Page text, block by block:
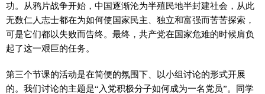
功。从鸦片战争开始，中国逐渐沦为半殖民地半封建社会，从此
无数仁人志士都在为如何使国家民主、独立和富强而苦苦探索，
可是它们都以失败而告终。最终，共产党在国家危难的时候肩负
起了这一艰巨的任务。
第三个节课的活动是在简便的氛围下、以小组讨论的形式开展
的。我们讨论的主题是“入党积极分子如何成为一名党员”。同学